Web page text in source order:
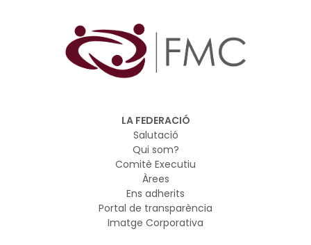
LA FEDERACIÓ
Salutació
Qui som?
Comitè Executiu
Àrees
Ens adherits
Portal de transparència
Imatge Corporativa